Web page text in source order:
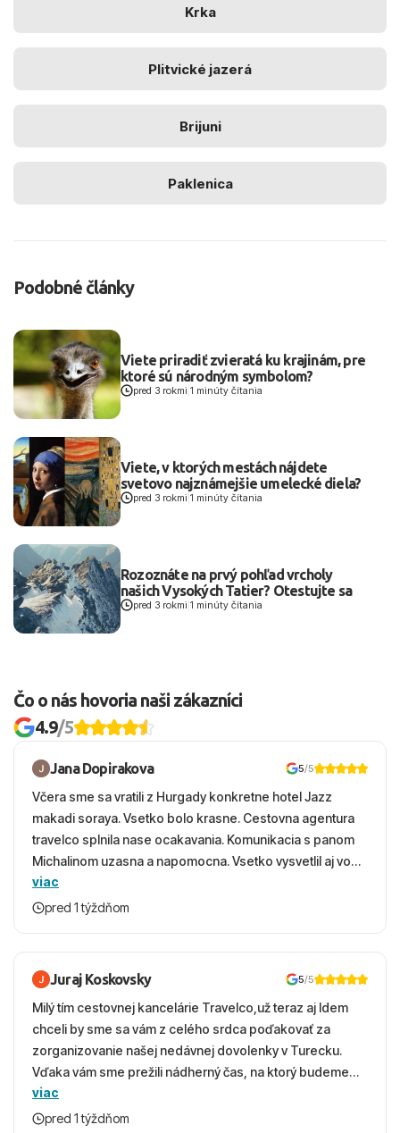
Krka
Plitvické jazerá
Brijuni
Paklenica
Podobné články
Viete priradiť zvieratá ku krajinám, pre
ktoré sú národným symbolom?
pred 3 rokmi 1 minúty čítania
Viete, v ktorých mestách nájdete
svetovo najznámejšie umelecké diela?
pred 3 rokmi 1 minúty čítania
Rozoznáte na prvý pohľad vrcholy
našich Vysokých Tatier? Otestujte sa
pred 3 rokmi 1 minúty čítania
Čo o nás hovoria naši zákazníci
4.9/5
Jana Dopirakova 5/5
Včera sme sa vratili z Hurgady konkretne hotel Jazz
makadi soraya. Vsetko bolo krasne. Cestovna agentura
travelco splnila nase ocakavania. Komunikacia s panom
Michalinom uzasna a napomocna. Vsetko vysvetlil aj vo
vecernych hodinach zaco sa ospravedlnujem. Hotel
krasny, cisty. Sluzby top. Strava, prostredie, more,
viac
pred 1 týždňom
Juraj Koskovsky 5/5
Milý tím cestovnej kancelárie Travelco,už teraz aj Idem
chceli by sme sa vám z celého srdca poďakovať za
zorganizovanie našej nedávnej dovolenky v Turecku.
Vďaka vám sme prežili nádherný čas, na ktorý budeme
ešte dlho s úsmevom spomínať. ​Všetko prebehlo
absolútne hladko – od prvotného výberu zájazdu, cez
viac
pred 1 týždňom